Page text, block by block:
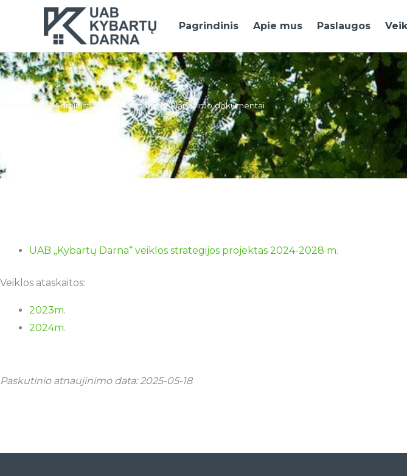
Pagrindinis Apie mus Paslaugos
Pagrindinis »Administracinė informacija»Planavimo dokumentai
UAB „Kybartų Darna“ veiklos strategijos projektas 2024-2028 m.
Veiklos ataskaitos:
2023m.
2024m.
Paskutinio atnaujinimo data: 2025-05-18